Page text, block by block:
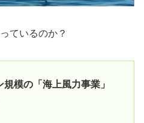
ているのか？
模の「海上風力事業」